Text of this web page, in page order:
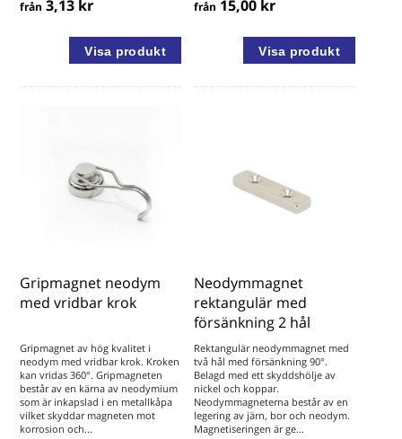
från 3,13 kr från 15,00 kr
Gripmagnet neodym
med vridbar krok
Gripmagnet av hög kvalitet i
neodym med vridbar krok. Kroken
kan vridas 360°. Gripmagneten
består av en kärna av neodymium
som är inkapslad i en metallkåpa
vilket skyddar magneten mot
korrosion och...
Neodymmagnet
rektangulär med
försänkning 2 hål
Rektangulär neodymmagnet med
två hål med försänkning 90°.
Belagd med ett skyddshölje av
nickel och koppar.
Neodymmagneterna består av en
legering av järn, bor och neodym.
Magnetiseringen är ge...